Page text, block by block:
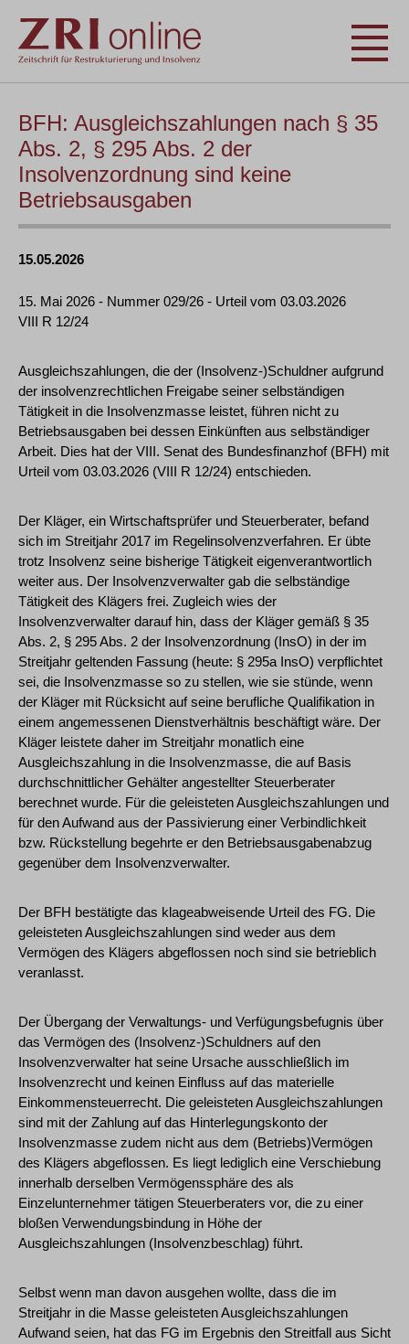
BFH: Ausgleichszahlungen nach § 35
Abs. 2, § 295 Abs. 2 der
Insolvenzordnung sind keine
Betriebsausgaben
15.05.2026
15. Mai 2026 - Nummer 029/26 - Urteil vom 03.03.2026
VIII R 12/24
Ausgleichszahlungen, die der (Insolvenz-)Schuldner aufgrund
der insolvenzrechtlichen Freigabe seiner selbständigen
Tätigkeit in die Insolvenzmasse leistet, führen nicht zu
Betriebsausgaben bei dessen Einkünften aus selbständiger
Arbeit. Dies hat der VIII. Senat des Bundesfinanzhof (BFH) mit
Urteil vom 03.03.2026 (VIII R 12/24) entschieden.
Der Kläger, ein Wirtschaftsprüfer und Steuerberater, befand
sich im Streitjahr 2017 im Regelinsolvenzverfahren. Er übte
trotz Insolvenz seine bisherige Tätigkeit eigenverantwortlich
weiter aus. Der Insolvenzverwalter gab die selbständige
Tätigkeit des Klägers frei. Zugleich wies der
Insolvenzverwalter darauf hin, dass der Kläger gemäß § 35
Abs. 2, § 295 Abs. 2 der Insolvenzordnung (InsO) in der im
Streitjahr geltenden Fassung (heute: § 295a InsO) verpflichtet
sei, die Insolvenzmasse so zu stellen, wie sie stünde, wenn
der Kläger mit Rücksicht auf seine berufliche Qualifikation in
einem angemessenen Dienstverhältnis beschäftigt wäre. Der
Kläger leistete daher im Streitjahr monatlich eine
Ausgleichszahlung in die Insolvenzmasse, die auf Basis
durchschnittlicher Gehälter angestellter Steuerberater
berechnet wurde. Für die geleisteten Ausgleichszahlungen und
für den Aufwand aus der Passivierung einer Verbindlichkeit
bzw. Rückstellung begehrte er den Betriebsausgabenabzug
gegenüber dem Insolvenzverwalter.
Der BFH bestätigte das klageabweisende Urteil des FG. Die
geleisteten Ausgleichszahlungen sind weder aus dem
Vermögen des Klägers abgeflossen noch sind sie betrieblich
veranlasst.
Der Übergang der Verwaltungs- und Verfügungsbefugnis über
das Vermögen des (Insolvenz-)Schuldners auf den
Insolvenzverwalter hat seine Ursache ausschließlich im
Insolvenzrecht und keinen Einfluss auf das materielle
Einkommensteuerrecht. Die geleisteten Ausgleichszahlungen
sind mit der Zahlung auf das Hinterlegungskonto der
Insolvenzmasse zudem nicht aus dem (Betriebs)Vermögen
des Klägers abgeflossen. Es liegt lediglich eine Verschiebung
innerhalb derselben Vermögenssphäre des als
Einzelunternehmer tätigen Steuerberaters vor, die zu einer
bloßen Verwendungsbindung in Höhe der
Ausgleichszahlungen (Insolvenzbeschlag) führt.
Selbst wenn man davon ausgehen wollte, dass die im
Streitjahr in die Masse geleisteten Ausgleichszahlungen
Aufwand seien, hat das FG im Ergebnis den Streitfall aus Sicht